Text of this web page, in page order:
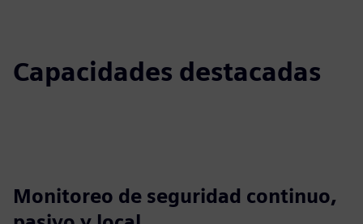
Capacidades destacadas
Monitoreo de seguridad continuo,